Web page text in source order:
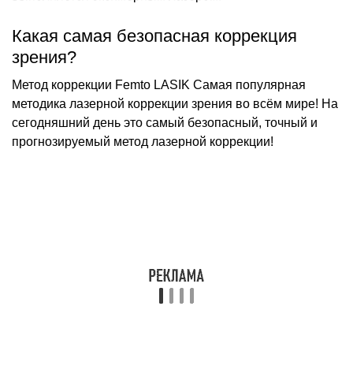
Какая самая безопасная коррекция
зрения?
Метод коррекции Femto LASIK Самая популярная
методика лазерной коррекции зрения во всём мире! На
сегодняшний день это самый безопасный, точный и
прогнозируемый метод лазерной коррекции!